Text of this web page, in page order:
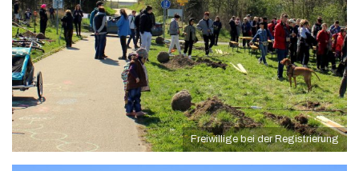
Freiwillige bei der Registrierung